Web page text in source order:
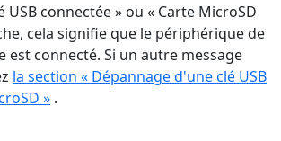
USB connectée » ou « Carte MicroSD
cela signifie que le périphérique de
est connecté. Si un autre message
la section « Dépannage d'une clé USB
» .